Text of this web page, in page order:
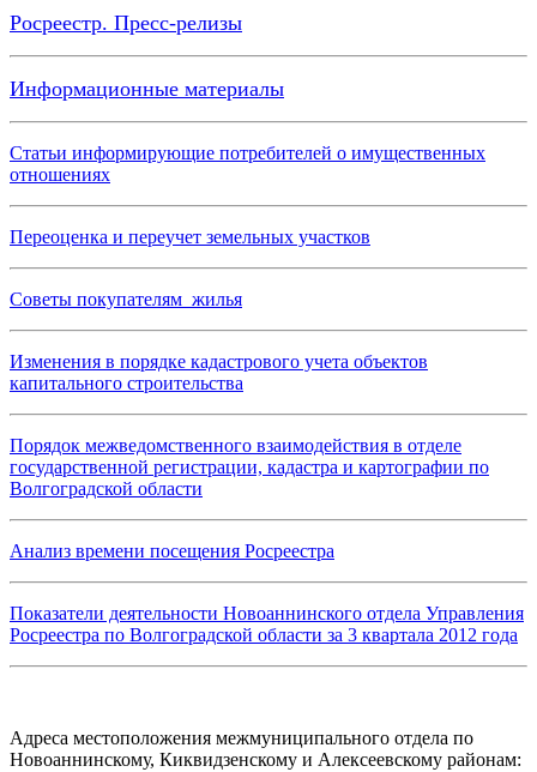
Росреестр. Пресс-релизы
Информационные материалы
Статьи информирующие потребителей о имущественных
отношениях
Переоценка и переучет земельных участков
Советы покупателям жилья
Изменения в порядке кадастрового учета объектов
капитального строительства
Порядок межведомственного взаимодействия в отделе
государственной регистрации, кадастра и картографии по
Волгоградской области
Анализ времени посещения Росреестра
Показатели деятельности Новоаннинского отдела Управления
Росреестра по Волгоградской области за 3 квартала 2012 года
Адреса местоположения межмуниципального отдела по
Новоаннинскому, Киквидзенскому и Алексеевскому районам: